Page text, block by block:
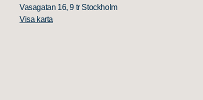
Vasagatan 16, 9 tr Stockholm
Visa karta